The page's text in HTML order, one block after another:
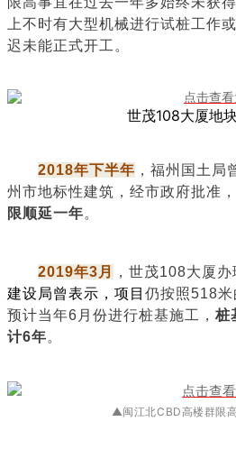
上不时有大型机械进行试桩工作
迟未能正式开工。
世茂108大厦地
2018年下半年 ，福州国土局
州市地标性建筑，经市政府批准，
限顺延一年。
2019年3月 ，世茂108大厦办
建设局曾表示，项目 仍按照518米
预计当年6月份进行桩基施工， 桩
计6年。
▲闽江北CBD高楼群限